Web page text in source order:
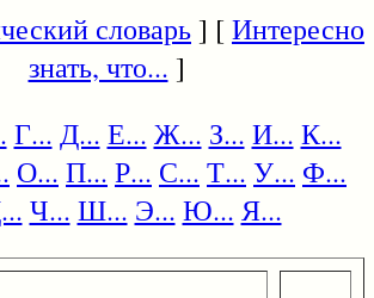
словарь] [Интересно
знать, что... ]
Г... Д... Е... Ж... З... И... К...
О... П... Р... С... Т... У... Ф...
Ч... Ш... Э... Ю... Я...